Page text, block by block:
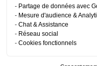
Partage de données avec
Mesure d'audience &
Chat & Assistance
Réseau social
Cookies fonctionnels